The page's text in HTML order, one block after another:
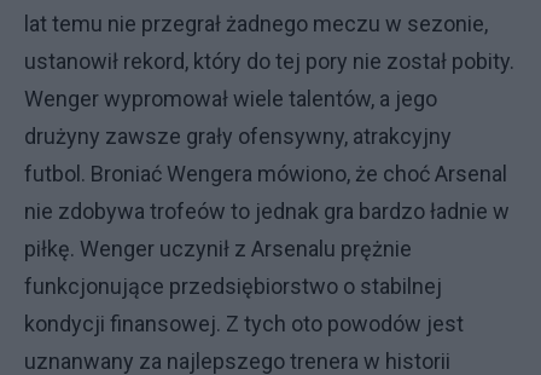
lat temu nie przegrał żadnego meczu w sezonie,
ustanowił rekord, który do tej pory nie został pobity.
Wenger wypromował wiele talentów, a jego
drużyny zawsze grały ofensywny, atrakcyjny
futbol. Broniać Wengera mówiono, że choć Arsenal
nie zdobywa trofeów to jednak gra bardzo ładnie w
piłkę. Wenger uczynił z Arsenalu prężnie
funkcjonujące przedsiębiorstwo o stabilnej
kondycji finansowej. Z tych oto powodów jest
uznanwany za najlepszego trenera w historii